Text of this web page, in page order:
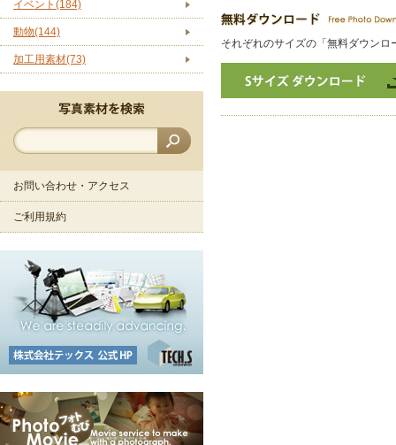
イベント(184)
動物(144)
加工用素材(73)
お問い合わせ・アクセス
ご利用規約
それぞれのサイズの「無料ダウン